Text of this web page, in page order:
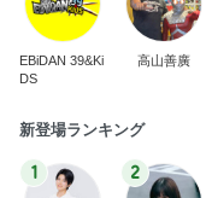
EBiDAN 39&Ki
DS
高山善廣
新登場ランキング
1 2